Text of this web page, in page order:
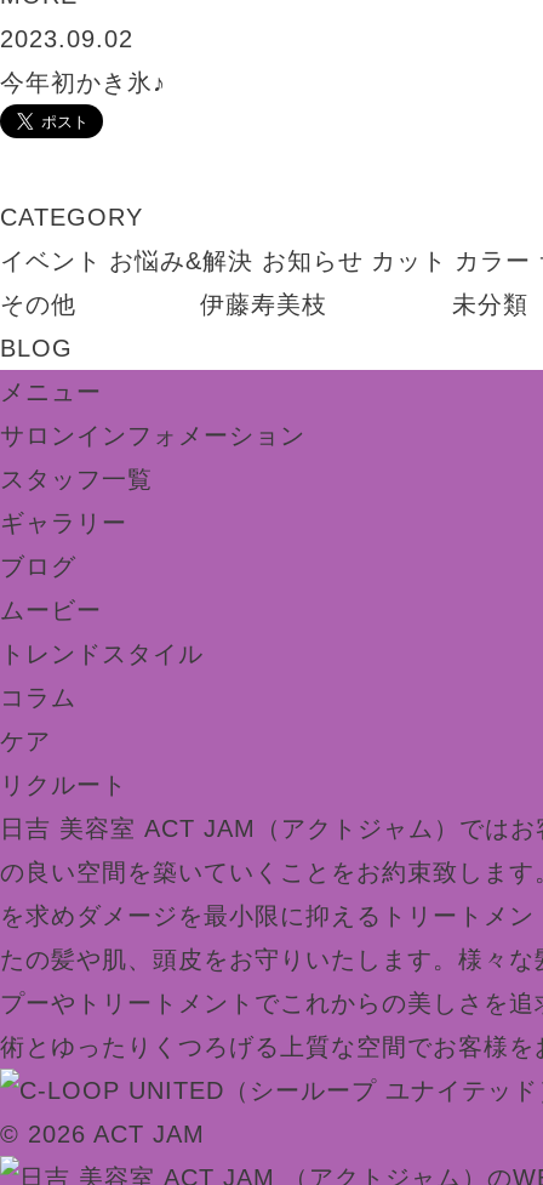
2023.09.02
今年初かき氷♪
CATEGORY
イベント
お悩み&解決 お知らせ カット カラー
その他
伊藤寿美枝
未分類
BLOG
メニュー
サロンインフォメーション
スタッフ一覧
ギャラリー
ブログ
ムービー
トレンドスタイル
コラム
ケア
リクルート
日吉 美容室 ACT JAM（アクトジャム）では
の良い空間を築いていくことをお約束致しま
を求めダメージを最小限に抑えるトリートメ
たの髪や肌、頭皮をお守りいたします。様々
プーやトリートメントでこれからの美しさを
術とゆったりくつろげる上質な空間でお客様
© 2026 ACT JAM